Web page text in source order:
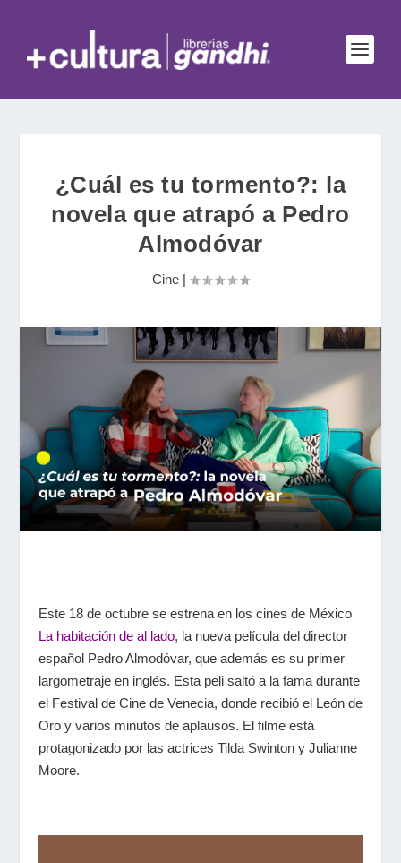
¿Cuál es tu tormento?: la
novela que atrapó a Pedro
Almodóvar
Cine |
Este 18 de octubre se estrena en los cines de México
La habitación de al lado, la nueva película del director
español Pedro Almodóvar, que además es su primer
largometraje en inglés. Esta peli saltó a la fama durante
el Festival de Cine de Venecia, donde recibió el León de
Oro y varios minutos de aplausos. El filme está
protagonizado por las actrices Tilda Swinton y Julianne
Moore.